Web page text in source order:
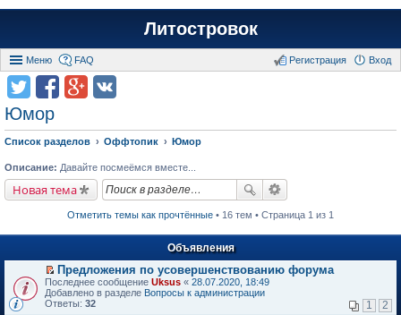
Литостровок
Меню FAQ Вход
Регистрация
Юмор
Список разделов Оффтопик Юмор
Описание: Давайте посмеёмся вместе...
Новая тема
Отметить темы как прочтённые • 16 тем • Страница 1 из 1
Объявления
П
е
р
Предложения по усовершенствованию форума
Последнее сообщение Uksus « 28.07.2020, 18:49
Добавлено в разделе Вопросы к администрации
Ответы: 32 1 2